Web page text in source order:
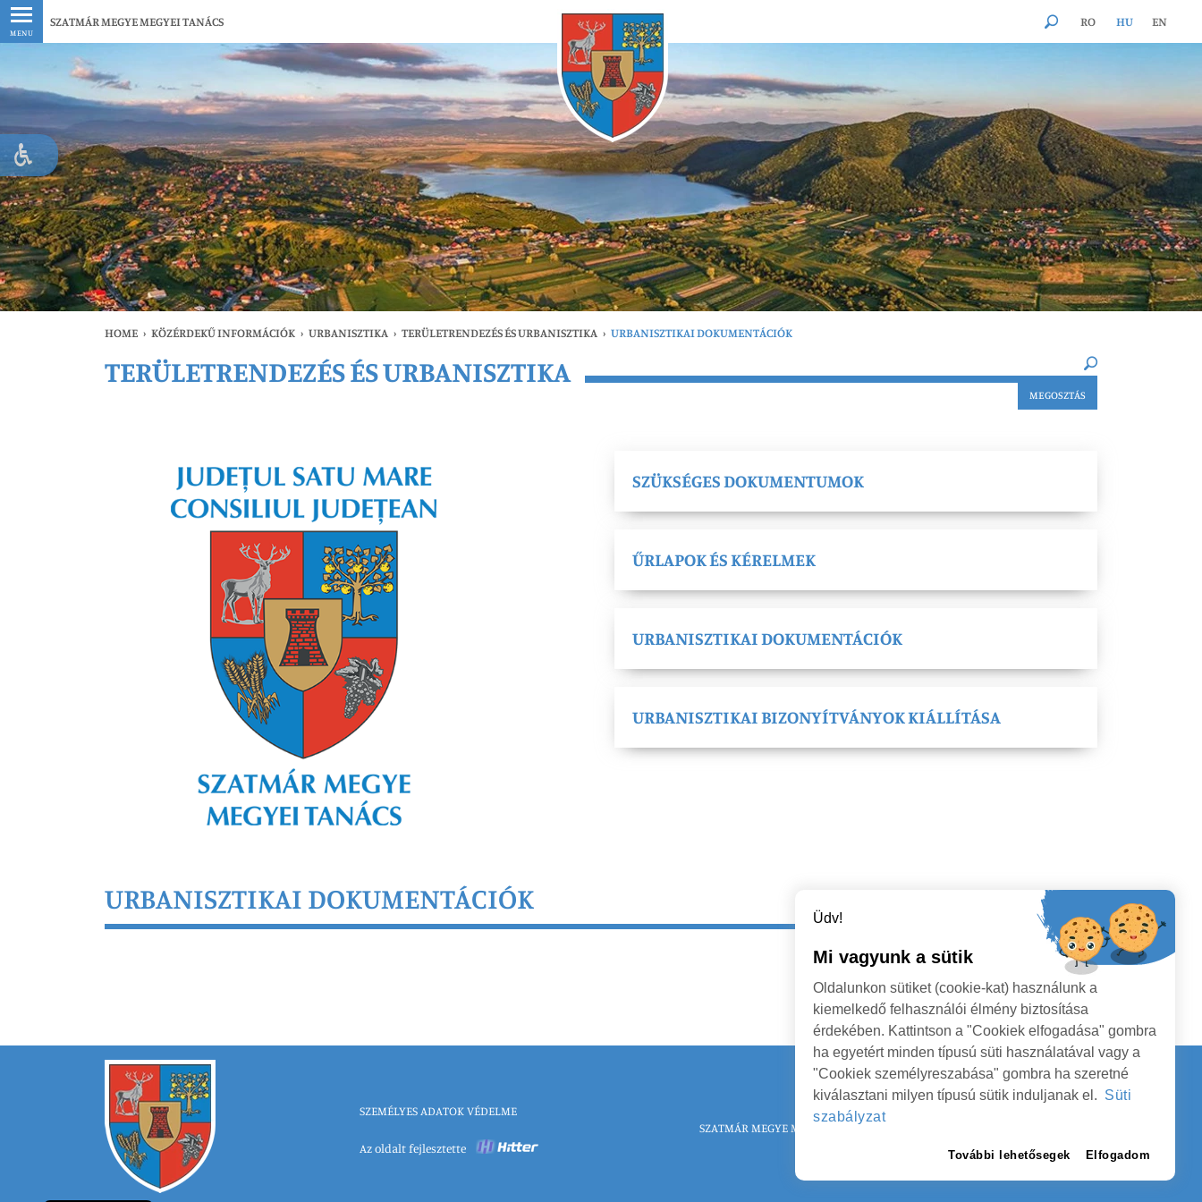
MENU
SZATMÁR MEGYE MEGYEI TANÁCS RO HU EN
HOME › KÖZÉRDEKŰ INFORMÁCIÓK › URBANISZTIKA › TERÜLETRENDEZÉS ÉS URBANISZTIKA › URBANISZTIKAI DOKUMENTÁCIÓK
Legfrissebb Bármikor
TERÜLETRENDEZÉS ÉS URBANISZTIKA
MEGOSZTÁS
SZÜKSÉGES DOKUMENTUMOK
ŰRLAPOK ÉS KÉRELMEK
URBANISZTIKAI DOKUMENTÁCIÓK
URBANISZTIKAI BIZONYÍTVÁNYOK KIÁLLÍTÁSA
URBANISZTIKAI DOKUMENTÁCIÓK
SZEMÉLYES ADATOK VÉDELME
Az oldalt fejlesztette
SZATMÁR MEGYE MEGYEI TANÁCS
Üdv!
Mi vagyunk a sütik
Oldalunkon sütiket (cookie-kat) használunk a
kiemelkedő felhasználói élmény biztosítása
érdekében. Kattintson a "Cookiek elfogadása" gombra
ha egyetért minden típusú süti használatával vagy a
"Cookiek személyreszabása" gombra ha szeretné
kiválasztani milyen típusú sütik induljanak el. Süti
szabályzat
További lehetősegek Elfogadom